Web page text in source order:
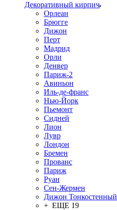
Декоративный кирпич
Орлеан
Брюгге
Дижон
Перт
Мадрид
Орли
Денвер
Париж-2
Авиньон
Иль-де-франс
Нью-Йорк
Пьемонт
Сидней
Лион
Лувр
Лондон
Бремен
Прованс
Париж
Руан
Сен-Жермен
Дижон Тонкостенный
+ ЕЩЕ 19